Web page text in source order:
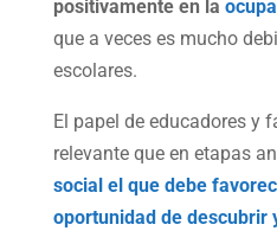
positivamente en la
que a veces es mucho
escolares.
El papel de educadores y
relevante que en etapas
social el que debe
oportunidad de descubrir